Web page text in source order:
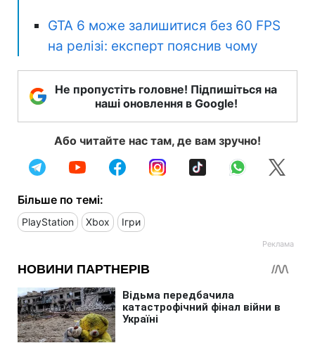
GTA 6 може залишитися без 60 FPS
на релізі: експерт пояснив чому
Не пропустіть головне! Підпишіться на
наші оновлення в Google!
Або читайте нас там, де вам зручно!
Більше по темі:
PlayStation Xbox Ігри